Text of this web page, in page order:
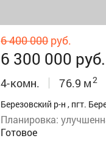
6 400 000руб.
6 300 000 руб.
4-комн. 76.9 м2
Березовский р-н , пгт.
Планировка:
Готовое